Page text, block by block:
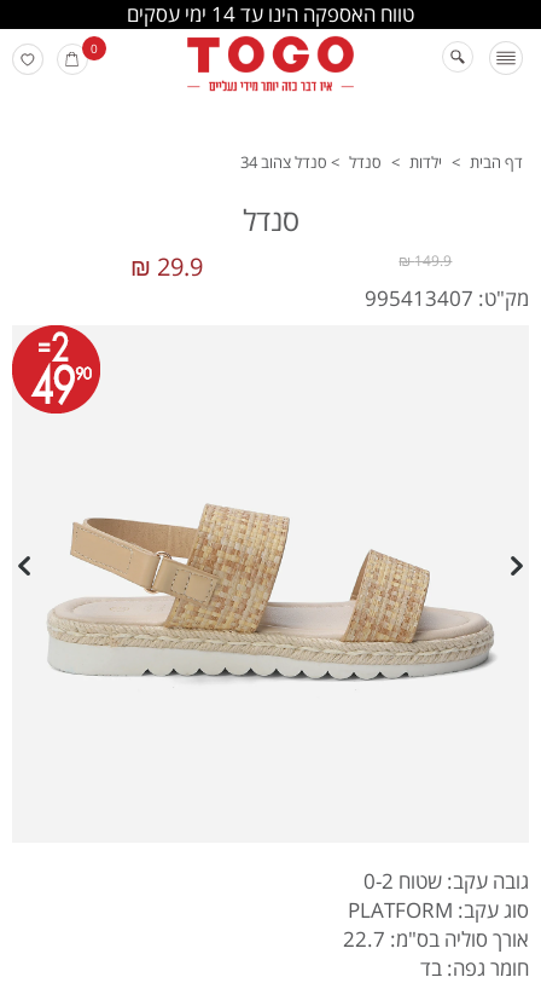
החלפה והחזרה מתבצעת בסניפי הרשת
0
דף הבית > ילדות > סנדל > סנדל צהוב 34
סנדל
29.9 ₪ 149.9 ₪
מק"ט: 995413407
גובה עקב: שטוח 0-2
סוג עקב: PLATFORM
אורך סוליה בס"מ: 22.7
חומר גפה: בד